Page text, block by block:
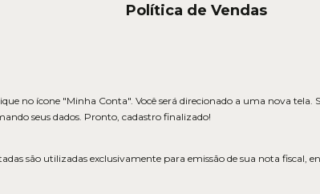
Política de Vendas
no ícone "Minha Conta". Você será direcionado a uma nova tela.
seus dados. Pronto, cadastro finalizado!
são utilizadas exclusivamente para emissão de sua nota fiscal,